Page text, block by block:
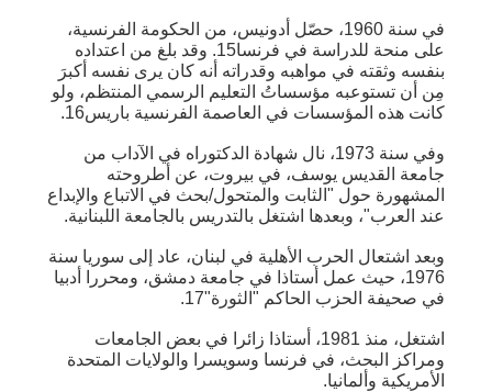
في سنة 1960، حصّل أدونيس، من الحكومة الفرنسية،
على منحة للدراسة في فرنسا15. وقد بلغ من اعتداده
بنفسه وثقته في مواهبه وقدراته أنه كان يرى نفسه أكبرَ
مِن أن تستوعبه مؤسساتُ التعليم الرسمي المنتظم، ولو
كانت هذه المؤسسات في العاصمة الفرنسية باريس16.
وفي سنة 1973، نال شهادة الدكتوراه في الآداب من
جامعة القديس يوسف، في بيروت، عن أطروحته
المشهورة حول "الثابت والمتحول/بحث في الاتباع والإبداع
عند العرب"، وبعدها اشتغل بالتدريس بالجامعة اللبنانية.
وبعد اشتعال الحرب الأهلية في لبنان، عاد إلى سوريا سنة
1976، حيث عمل أستاذا في جامعة دمشق، ومحررا أدبيا
في صحيفة الحزب الحاكم "الثورة"17.
اشتغل، منذ 1981، أستاذا زائرا في بعض الجامعات
ومراكز البحث، في فرنسا وسويسرا والولايات المتحدة
الأمريكية وألمانيا.